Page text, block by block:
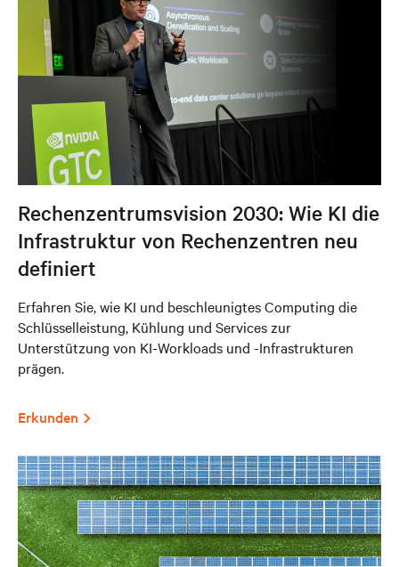
Rechenzentrumsvision 2030: Wie KI die
Infrastruktur von Rechenzentren neu
definiert
Erfahren Sie, wie KI und beschleunigtes Computing die
Schlüsselleistung, Kühlung und Services zur
Unterstützung von KI-Workloads und -Infrastrukturen
prägen.
Erkunden